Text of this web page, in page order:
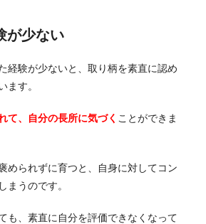
が少ない
経験が少ないと、取り柄を素直に認め
ます。
て、自分の長所に気づく ことができま
められずに育つと、自身に対してコン
まうのです。
も、素直に自分を評価できなくなって